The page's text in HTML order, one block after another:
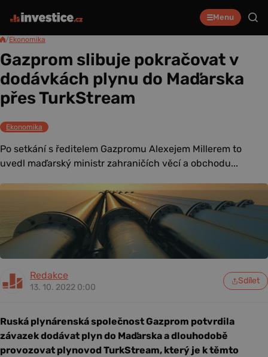
Menu
/Ekonomika
Gazprom slibuje pokračovat v
dodávkách plynu do Maďarska
přes TurkStream
Ekonomika
Po setkání s ředitelem Gazpromu Alexejem Millerem to
uvedl maďarský ministr zahraničích věcí a obchodu...
Redakce
13. 10. 2022 0:00
Sdílet
Ruská plynárenská společnost Gazprom potvrdila
závazek dodávat plyn do Maďarska a dlouhodobě
provozovat plynovod TurkStream, který je k těmto